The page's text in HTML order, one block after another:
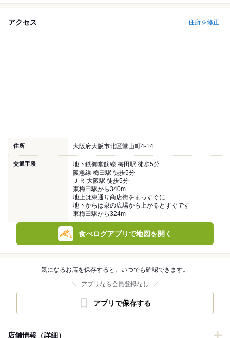
アクセス 住所を修正
住所 大阪府大阪市北区堂山町4-14
交通手段
地下鉄御堂筋線 梅田駅 徒歩5分
阪急線 梅田駅 徒歩5分
ＪＲ 大阪駅 徒歩5分
東梅田駅から340m
地上は東通り商店街をまっすぐに
地下からは泉の広場から上がるとすぐです
東梅田駅から324m
食べログアプリで地図を開く
気になるお店を保存すると、いつでも確認できます。
アプリなら会員登録なし
アプリで保存する
店舗情報（詳細）